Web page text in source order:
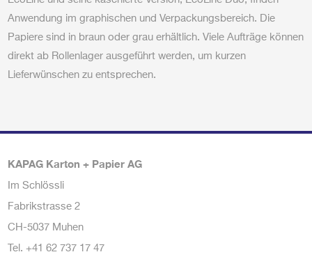
Anwendung im graphischen und Verpackungsbereich. Die
Papiere sind in braun oder grau erhältlich. Viele Aufträge können
direkt ab Rollenlager ausgeführt werden, um kurzen
Lieferwünschen zu entsprechen.
KAPAG Karton + Papier AG
Im Schlössli
Fabrikstrasse 2
CH-5037 Muhen
Tel. +41 62 737 17 47